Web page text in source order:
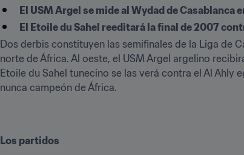
El USM Argel se mide al Wydad de Casablanca
El Etoile du Sahel reeditará la final de 2007
Dos derbis constituyen las semifinales de la Liga de
norte de África. Al oeste, el USM Argel argelino
Etoile du Sahel tunecino se las verá contra el Al Ahly
nunca campeón de África.
Los partidos